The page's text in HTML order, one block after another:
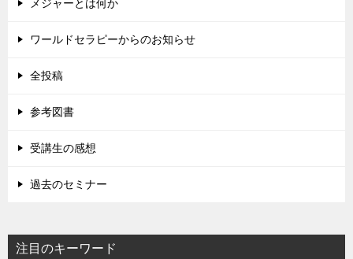
メジャーとは何か
ワールドセラピーからのお知らせ
全投稿
参考図書
受講生の感想
過去のセミナー
注目のキーワード